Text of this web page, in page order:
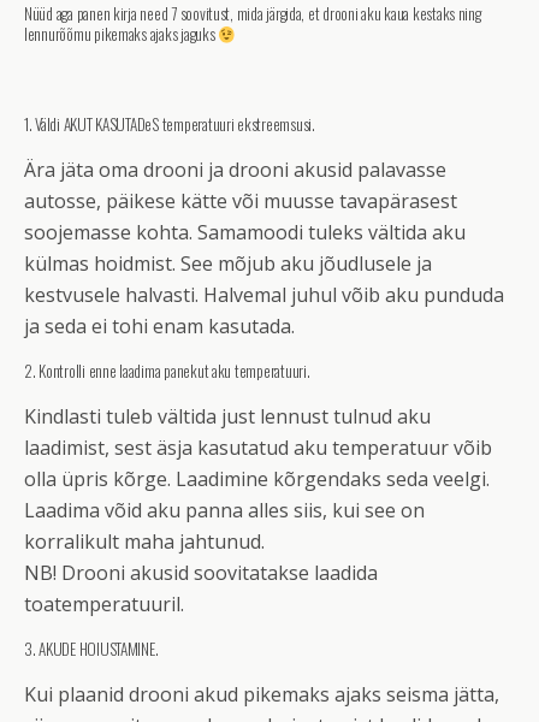
Nüüd aga panen kirja need 7 soovitust, mida järgida, et drooni aku kaua kestaks ning
lennurõõmu pikemaks ajaks jaguks
1. Väldi AKUT KASUTADeS temperatuuri ekstreemsusi.
Ära jäta oma drooni ja drooni akusid palavasse
autosse, päikese kätte või muusse tavapärasest
soojemasse kohta. Samamoodi tuleks vältida aku
külmas hoidmist. See mõjub aku jõudlusele ja
kestvusele halvasti. Halvemal juhul võib aku punduda
ja seda ei tohi enam kasutada.
2. Kontrolli enne laadima panekut aku temperatuuri.
Kindlasti tuleb vältida just lennust tulnud aku
laadimist, sest äsja kasutatud aku temperatuur võib
olla üpris kõrge. Laadimine kõrgendaks seda veelgi.
Laadima võid aku panna alles siis, kui see on
korralikult maha jahtunud.
NB! Drooni akusid soovitatakse laadida
toatemperatuuril.
3. AKUDE HOIUSTAMINE.
Kui plaanid drooni akud pikemaks ajaks seisma jätta,